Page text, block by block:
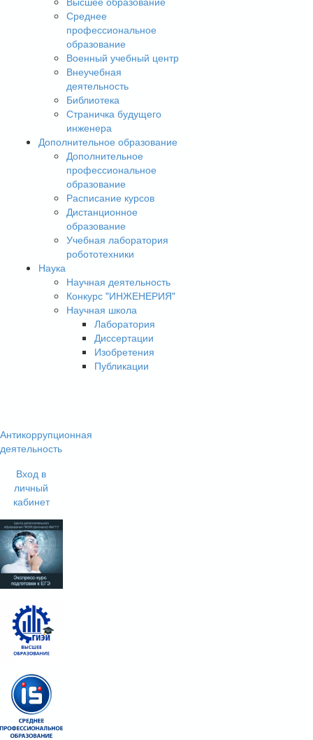
Среднее
профессиональное
образование
Военный учебный центр
Внеучебная
деятельность
Библиотека
Страничка будущего
инженера
Дополнительное образование
Дополнительное
профессиональное
образование
Расписание курсов
Дистанционное
образование
Учебная лаборатория
робототехники
Наука
Научная деятельность
Конкурс "ИНЖЕНЕРИЯ"
Научная школа
Лаборатория
Диссертации
Изобретения
Публикации
Антикоррупционная
деятельность
Вход в
личный
кабинет